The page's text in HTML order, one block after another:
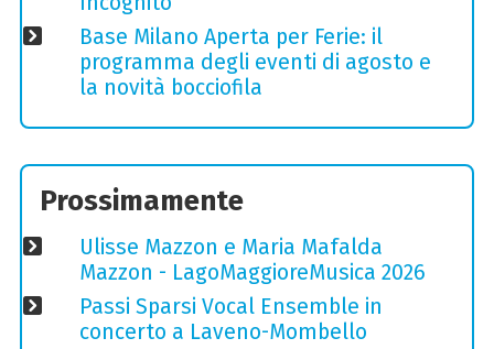
Base Milano Aperta per Ferie: il
programma degli eventi di agosto e
la novità bocciofila
Prossimamente
Ulisse Mazzon e Maria Mafalda
Mazzon - LagoMaggioreMusica 2026
Passi Sparsi Vocal Ensemble in
concerto a Laveno-Mombello